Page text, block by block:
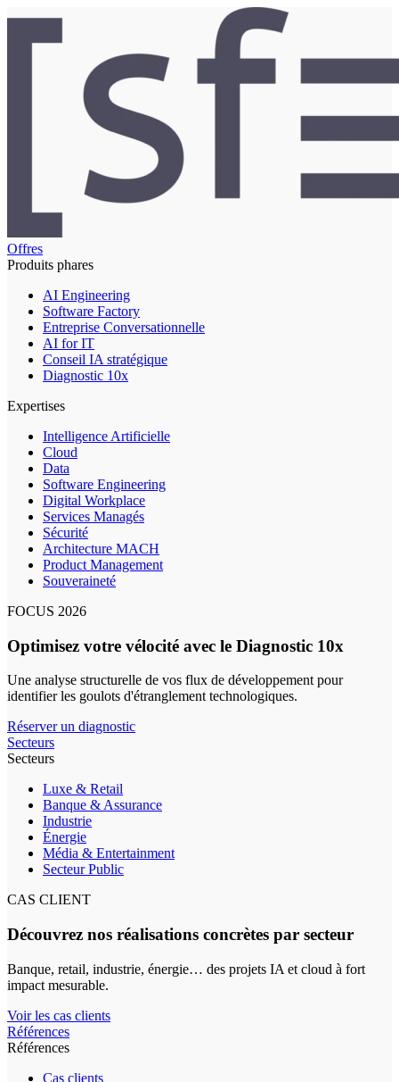
Offres
Produits phares
AI Engineering
Software Factory
Entreprise Conversationnelle
AI for IT
Conseil IA stratégique
Diagnostic 10x
Expertises
Intelligence Artificielle
Cloud
Data
Software Engineering
Digital Workplace
Services Managés
Sécurité
Architecture MACH
Product Management
Souveraineté
FOCUS 2026
Optimisez votre vélocité avec le Diagnostic 10x
Une analyse structurelle de vos flux de développement pour
identifier les goulots d'étranglement technologiques.
Réserver un diagnostic
Secteurs
Secteurs
Luxe & Retail
Banque & Assurance
Industrie
Énergie
Média & Entertainment
Secteur Public
CAS CLIENT
Découvrez nos réalisations concrètes par secteur
Banque, retail, industrie, énergie… des projets IA et cloud à fort
impact mesurable.
Voir les cas clients
Références
Références
Cas clients